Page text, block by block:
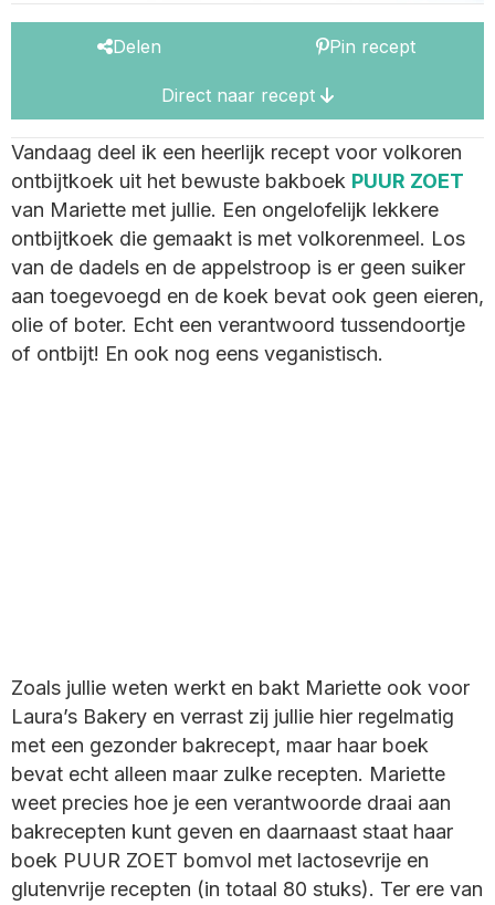
Delen Pin recept
Direct naar recept
Vandaag deel ik een heerlijk recept voor volkoren
ontbijtkoek uit het bewuste bakboek PUUR ZOET
van Mariette met jullie. Een ongelofelijk lekkere
ontbijtkoek die gemaakt is met volkorenmeel. Los
van de dadels en de appelstroop is er geen suiker
aan toegevoegd en de koek bevat ook geen eieren,
olie of boter. Echt een verantwoord tussendoortje
of ontbijt! En ook nog eens veganistisch.
Zoals jullie weten werkt en bakt Mariette ook voor
Laura’s Bakery en verrast zij jullie hier regelmatig
met een gezonder bakrecept, maar haar boek
bevat echt alleen maar zulke recepten. Mariette
weet precies hoe je een verantwoorde draai aan
bakrecepten kunt geven en daarnaast staat haar
boek PUUR ZOET bomvol met lactosevrije en
glutenvrije recepten (in totaal 80 stuks). Ter ere van